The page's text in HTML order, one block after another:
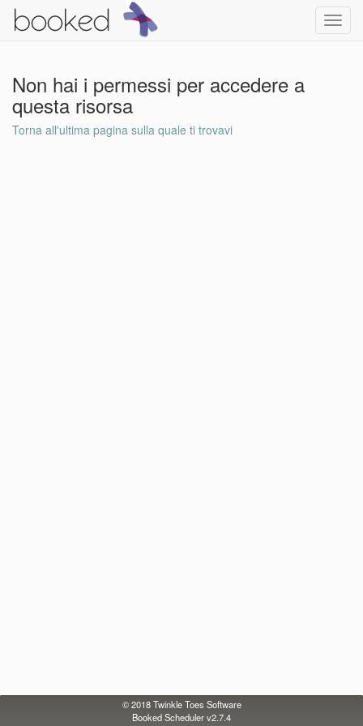
Non hai i permessi per accedere a
questa risorsa
Torna all'ultima pagina sulla quale ti trovavi
© 2018Twinkle Toes Software
Booked Scheduler v2.7.4